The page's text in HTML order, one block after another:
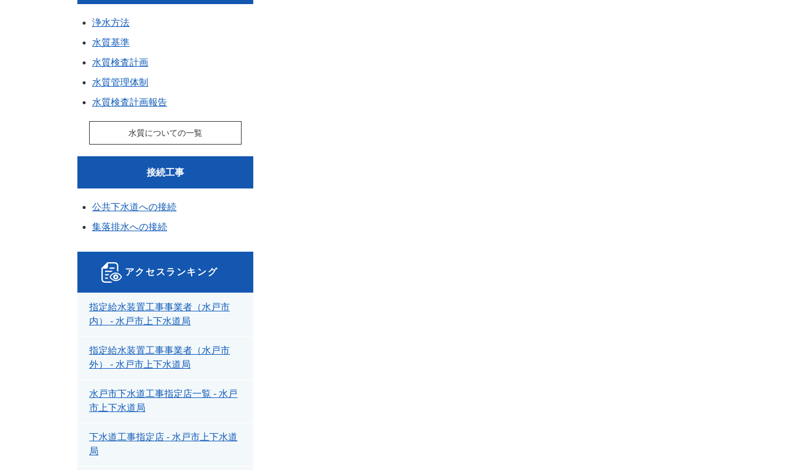
浄水方法
水質基準
水質検査計画
水質管理体制
水質検査計画報告
水質についての一覧
接続工事
公共下水道への接続
集落排水への接続
アクセスランキング
指定給水装置工事事業者（水戸市
内） - 水戸市上下水道局
指定給水装置工事事業者（水戸市
外） - 水戸市上下水道局
水戸市下水道工事指定店一覧 - 水戸
市上下水道局
下水道工事指定店 - 水戸市上下水道
局